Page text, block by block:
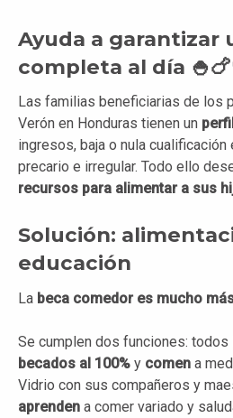
Ayuda a garantizar
completa al día
Las familias beneficiarias de los
Verón en Honduras tienen un
ingresos, baja o nula
precario e irregular. Todo ello
recursos para alimentar a sus
Solución:
educación
La beca comedor es mucho
Se cumplen dos funciones:
becados al 100% y comen a
Vidrio con sus compañeros y
aprenden a comer variado y